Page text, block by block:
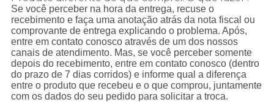
Se você perceber na hora da entrega, recuse o
recebimento e faça uma anotação atrás da nota fiscal ou
comprovante de entrega explicando o problema. Após,
entre em contato conosco através de um dos nossos
canais de atendimento. Mas, se você perceber somente
depois do recebimento, entre em contato conosco (dentro
do prazo de 7 dias corridos) e informe qual a diferença
entre o produto que recebeu e o que comprou, juntamente
com os dados do seu pedido para solicitar a troca.